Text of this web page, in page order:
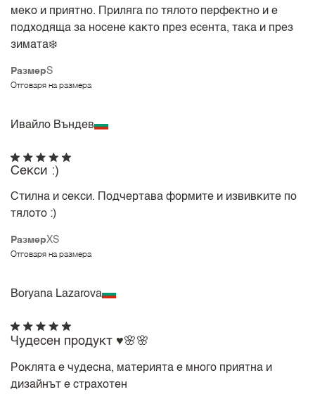
РазмерS
Отговаря на размера
меко и приятно. Приляга по тялото перфектно и е
подходяща за носене както през есента, така и през
зимата❄️
Ивайло Въндев
РазмерXS
Отговаря на размера
Секси :)
Стилна и секси. Подчертава формите и извивките по
тялото :)
Boryana Lazarova
Чудесен продукт ♥️🌸🌸
Роклята е чудесна, материята е много приятна и
дизайнът е страхотен